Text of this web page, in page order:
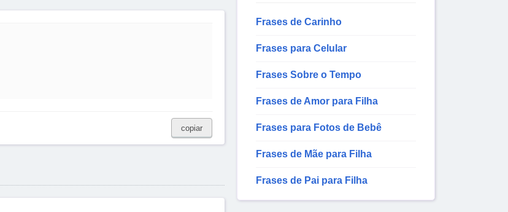
copiar
Frases de Carinho
Frases para Celular
Frases Sobre o Tempo
Frases de Amor para Filha
Frases para Fotos de Bebê
Frases de Mãe para Filha
Frases de Pai para Filha